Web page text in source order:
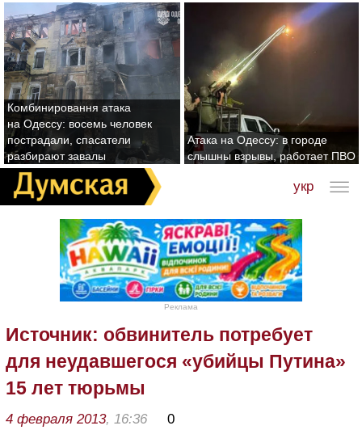
Комбинировання атака
на Одессу: восемь человек
пострадали, спасатели
разбирают завалы
Атака на Одессу: в городе
слышны взрывы, работает ПВО
укр
Реклама
Источник: обвинитель потребует
для неудавшегося «убийцы Путина»
15 лет тюрьмы
4 февраля 2013, 16:36 0